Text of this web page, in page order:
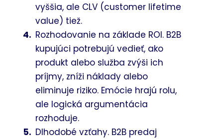
vyššia, ale CLV (customer lifetime
value) tiež.
Rozhodovanie na základe ROI. B2B
kupujúci potrebujú vedieť, ako
produkt alebo služba zvýši ich
príjmy, zníži náklady alebo
eliminuje riziko. Emócie hrajú rolu,
ale logická argumentácia
rozhoduje.
Dlhodobé vzťahy. B2B predaj